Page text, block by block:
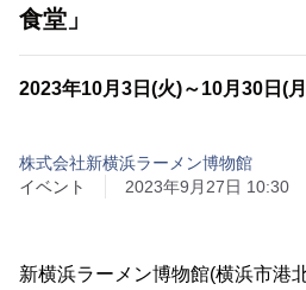
食堂」
2023年10月3日(火)～10月30日(
株式会社新横浜ラーメン博物館
イベント
2023年9月27日 10:30
新横浜ラーメン博物館(横浜市港